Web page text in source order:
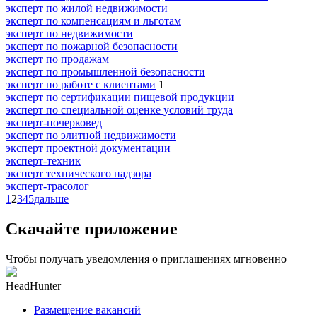
эксперт по жилой недвижимости
эксперт по компенсациям и льготам
эксперт по недвижимости
эксперт по пожарной безопасности
эксперт по продажам
эксперт по промышленной безопасности
эксперт по работе с клиентами 1
эксперт по сертификации пищевой продукции
эксперт по специальной оценке условий труда
эксперт-почерковед
эксперт по элитной недвижимости
эксперт проектной документации
эксперт-техник
эксперт технического надзора
эксперт-трасолог
1 2345дальше
Скачайте приложение
Чтобы получать уведомления о приглашениях мгновенно
HeadHunter
Размещение вакансий